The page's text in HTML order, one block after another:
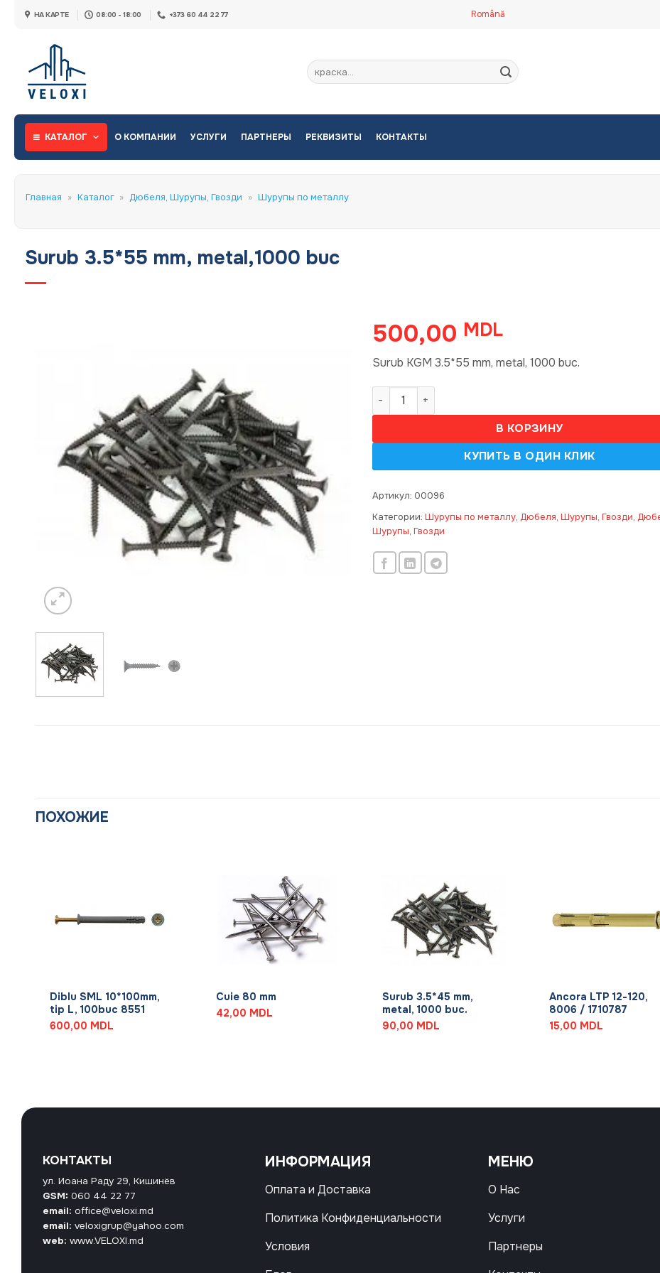
НА КАРТЕ 08:00 - 18:00 +373 60 44 22 77 Română
Искать:
КАТАЛОГ О КОМПАНИИ УСЛУГИ ПАРТНЕРЫ РЕКВИЗИТЫ КОНТАКТЫ
Главная » Каталог » Дюбеля, Шурупы, Гвозди » Шурупы по металлу
Surub 3.5*55 mm, metal,1000 buc
500,00 MDL
Surub KGM 3.5*55 mm, metal, 1000 buc.
Количество товара Surub 3.5*55 mm, metal,1000 buc
В КОРЗИНУ
Артикул: 00096
Категории: Шурупы по металлу, Дюбеля, Шурупы, Гвозди,
Шурупы, Гвозди
ПОХОЖИЕ
Diblu SML 10*100mm,
tip L, 100buc 8551
600,00 MDL
Cuie 80 mm
42,00 MDL
Surub 3.5*45 mm,
metal, 1000 buc.
90,00 MDL
Ancora LTP 12-120,
8006 / 1710787
15,00 MDL
КОНТАКТЫ
ул. Иоана Раду 29, Кишинёв
GSM: 060 44 22 77
email: office@veloxi.md
email: veloxigrup@yahoo.com
web: www.VELOXI.md
ИНФОРМАЦИЯ
Оплата и Доставка
Политика Конфиденциальности
Условия
МЕНЮ
О Нас
Услуги
Партнеры